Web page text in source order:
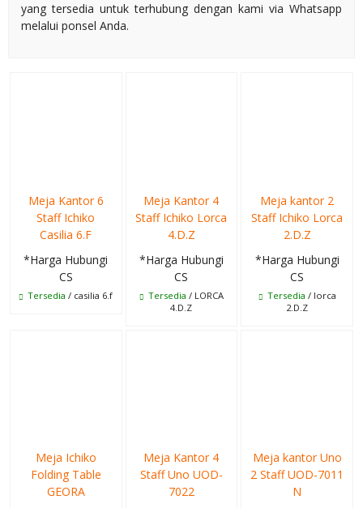
yang tersedia untuk terhubung dengan kami via Whatsapp
melalui ponsel Anda.
Meja Kantor 6
Staff Ichiko
Casilia 6.F
*Harga Hubungi
CS
Tersedia / casilia 6.f
Meja Kantor 4
Staff Ichiko Lorca
4.D.Z
*Harga Hubungi
CS
Tersedia / LORCA
4.D.Z
Meja kantor 2
Staff Ichiko Lorca
2.D.Z
*Harga Hubungi
CS
Tersedia / lorca
2.D.Z
Meja Ichiko
Folding Table
GEORA
Meja Kantor 4
Staff Uno UOD-
7022
Meja kantor Uno
2 Staff UOD-7011
N